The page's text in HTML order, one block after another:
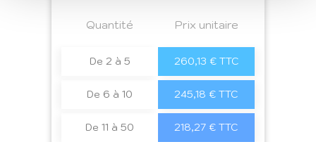
Quantité Prix unitaire
De 2 à 5 260,13 € TTC
De 6 à 10 245,18 € TTC
De 11 à 50 218,27 € TTC